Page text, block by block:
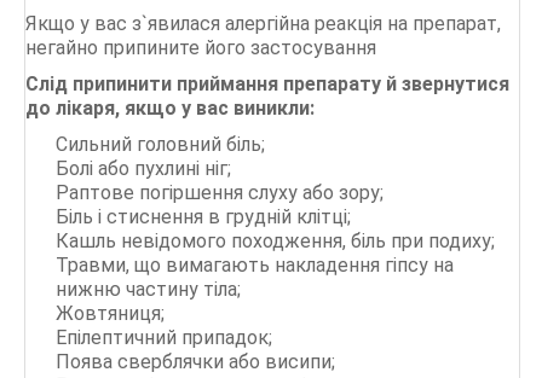
Якщо у вас з`явилася алергійна реакція на препарат,
негайно припините його застосування
Слід припинити приймання препарату й звернутися
до лікаря, якщо у вас виникли:
Сильний головний біль;
Болі або пухлині ніг;
Раптове погіршення слуху або зору;
Біль і стиснення в грудній клітці;
Кашль невідомого походження, біль при подиху;
Травми, що вимагають накладення гіпсу на
нижню частину тіла;
Жовтяниця;
Епілептичний припадок;
Поява сверблячки або висипи;